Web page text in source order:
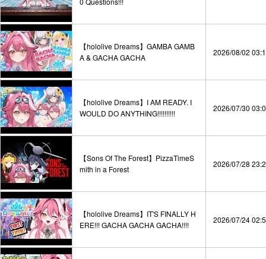
【hololive Dreams】GAMBA GAMB
A & GACHA GACHA
2026/08/02
【hololive Dreams】I AM READY. I
WOULD DO ANYTHING!!!!!!!!!!
2026/07/30
【Sons Of The Forest】PizzaTimeS
mith in a Forest
2026/07/28
【hololive Dreams】IT'S FINALLY H
ERE!!! GACHA GACHA GACHA!!!!
2026/07/24